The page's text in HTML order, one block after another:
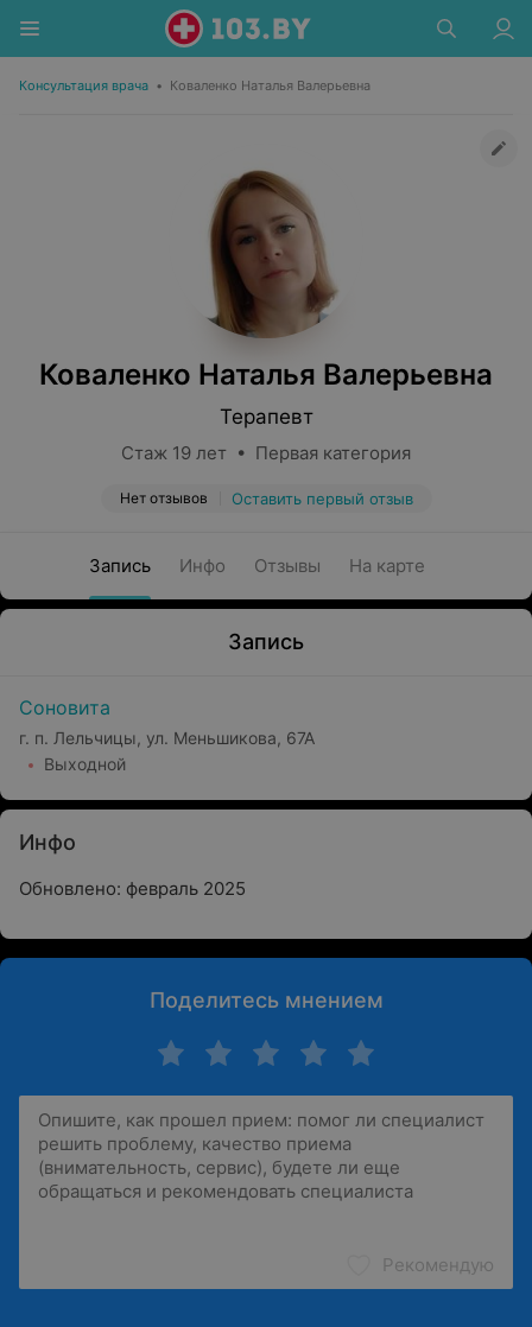
Консультация врача • Коваленко Наталья Валерьевна
Коваленко Наталья Валерьевна
Терапевт
Стаж 19 лет • Первая категория
Нет отзывов Оставить первый отзыв
Запись Инфо Отзывы На карте
Запись
Соновита
г. п. Лельчицы, ул. Меньшикова, 67А
Выходной
Инфо
Обновлено: февраль 2025
Поделитесь мнением
Рекомендую